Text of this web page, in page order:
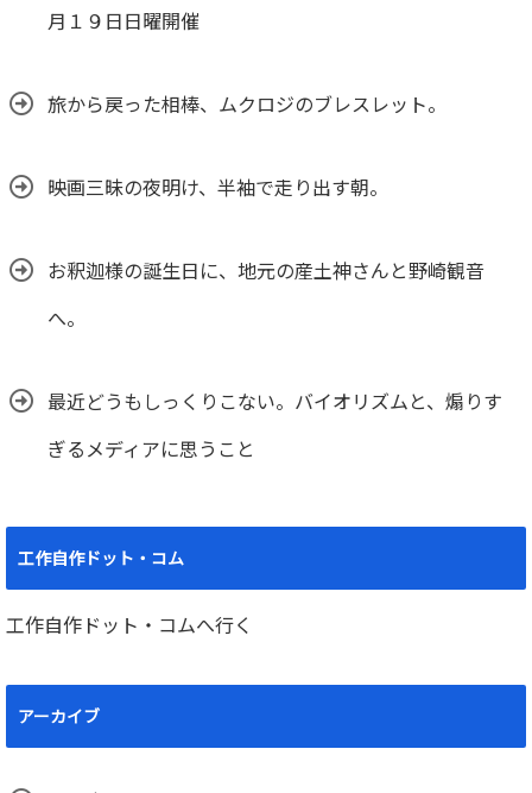
月１９日日曜開催
旅から戻った相棒、ムクロジのブレスレット。
映画三昧の夜明け、半袖で走り出す朝。
お釈迦様の誕生日に、地元の産土神さんと野崎観音
へ。
最近どうもしっくりこない。バイオリズムと、煽りす
ぎるメディアに思うこと
工作自作ドット・コム
工作自作ドット・コムへ行く
アーカイブ